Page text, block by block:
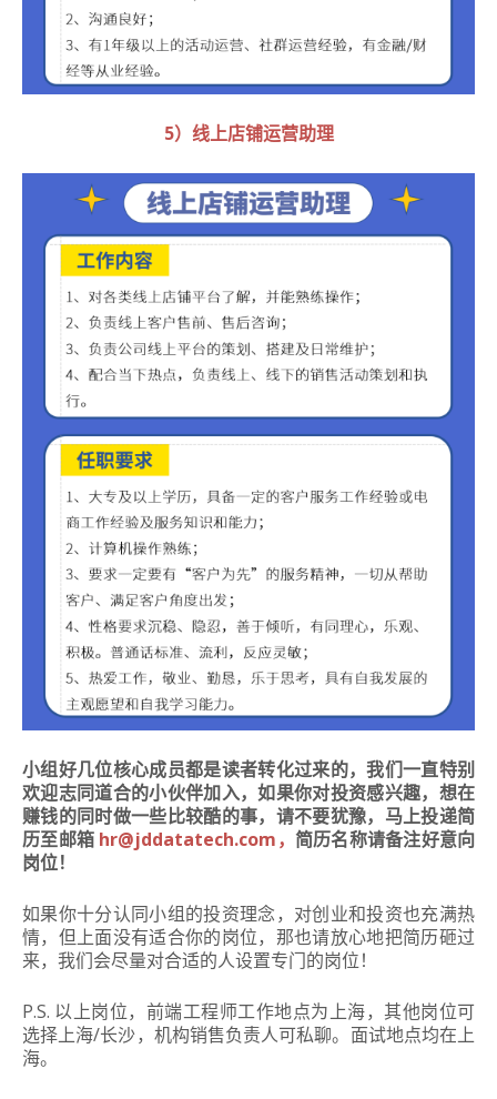
5）线上店铺运营助理
小组好几位核心成员都是读者转化过来的，我们一直特别
欢迎志同道合的小伙伴加入，如果你对投资感兴趣，想在
赚钱的同时做一些比较酷的事，请不要犹豫，马上投递简
历至邮箱 hr@jddatatech.com， 简历名称请备注好意向
岗位！
如果你十分认同小组的投资理念，对创业和投资也充满热
情，但上面没有适合你的岗位， 那也请放心地把简历砸过
来，我们会尽量对合适的人设置专门的岗位！
P.S. 以上岗位，前端工程师工作地点为上海，其他岗位可
选择上海/长沙， 机构销售负责人可私聊。面试地点均在上
海。